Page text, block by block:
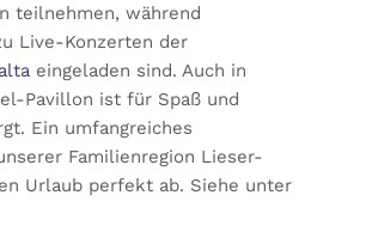
teilnehmen, während
Live-Konzerten der
eingeladen sind. Auch in
Pavillon ist für Spaß und
Ein umfangreiches
Familienregion Lieser-
Urlaub perfekt ab. Siehe unter